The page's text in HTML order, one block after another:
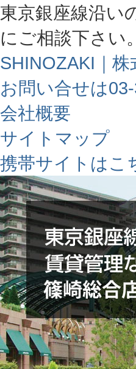
東京銀座線沿い
にご相談下さい。
SHINOZAKI｜
お問い合せは
会社概要
サイトマップ
携帯サイトはこ